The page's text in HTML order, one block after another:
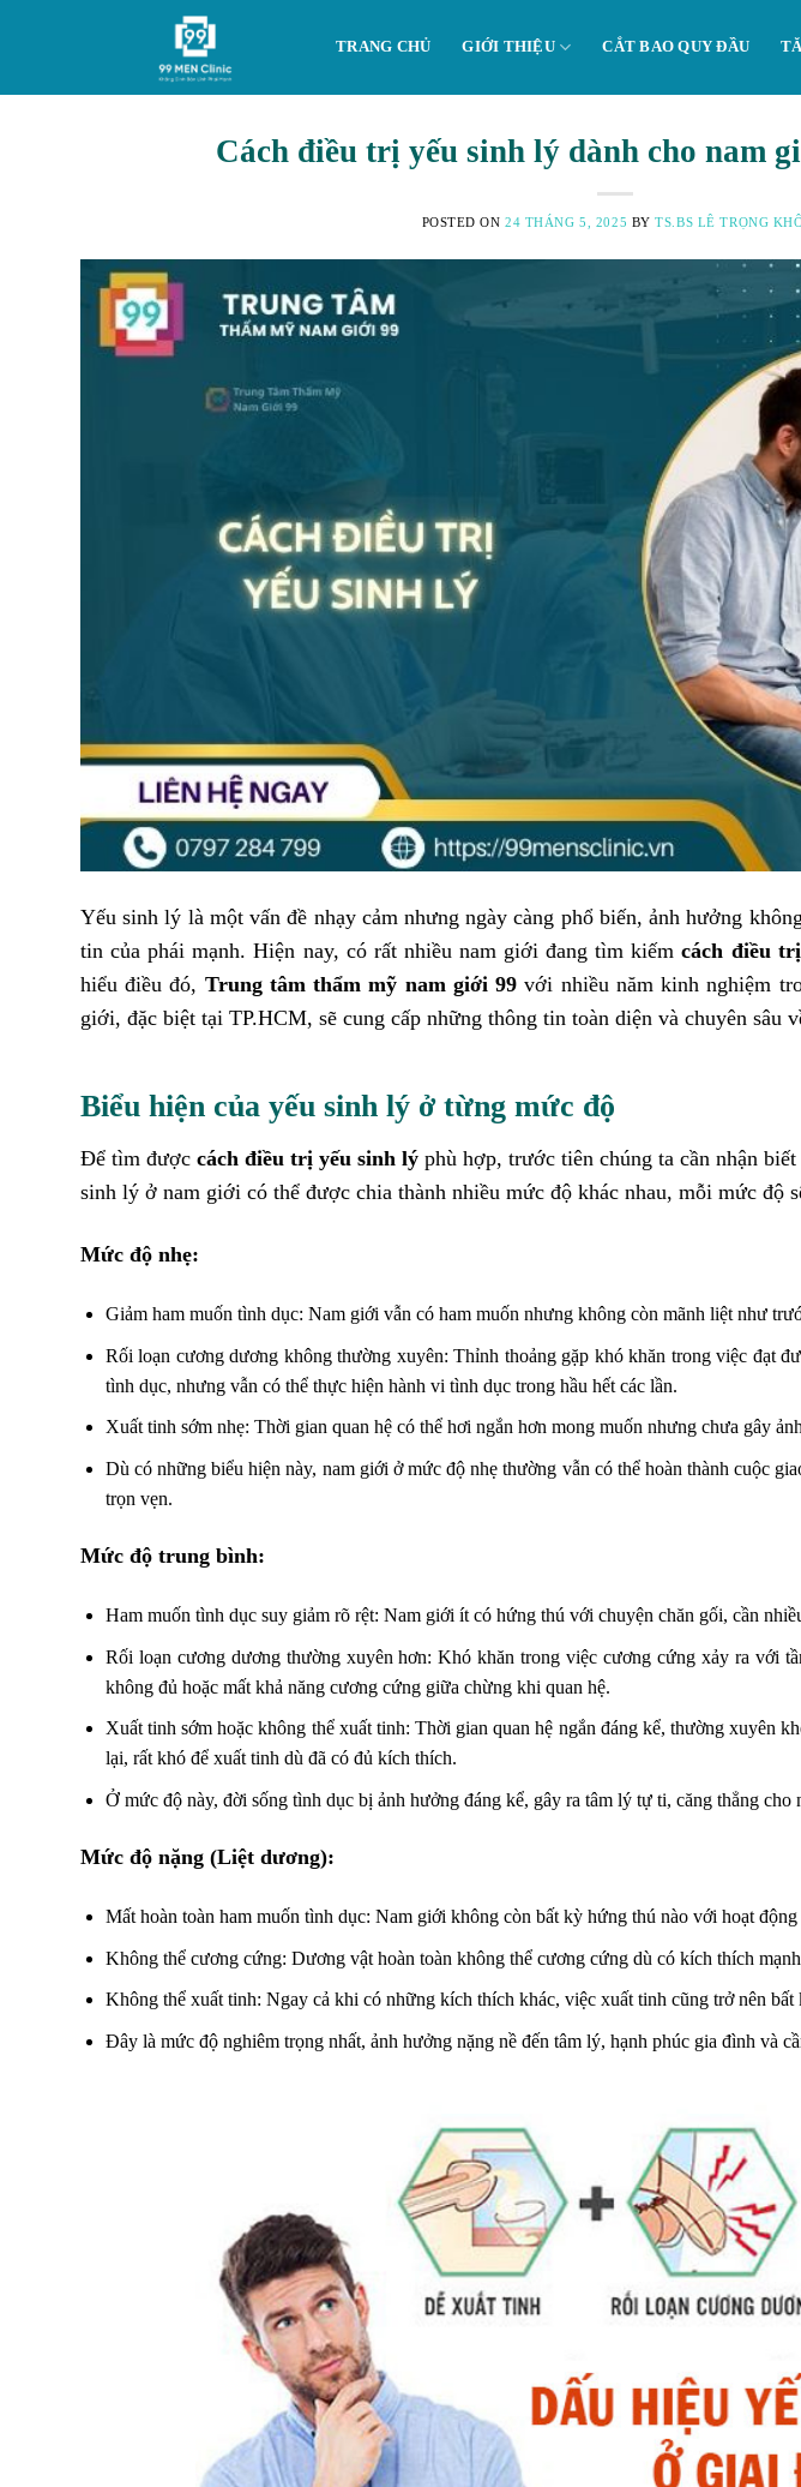
TRANG CHỦ GIỚI THIỆU CẮT BAO QUY ĐẦU
Cách điều trị yếu sinh lý dành cho nam
POSTED ON24 THÁNG 5, 2025 BYTS.BS LÊ TRỌNG
Yếu sinh lý là một vấn đề nhạy cảm nhưng ngày càng phổ biến, ảnh hưởng
tin của phái mạnh. Hiện nay, có rất nhiều nam giới đang tìm kiếmcách điều
hiểu điều đó, Trung tâm thẩm mỹ nam giới 99 với nhiều năm kinh nghiệm
giới, đặc biệt tại TP.HCM, sẽ cung cấp những thông tin toàn diện và chuyên sâu
Biểu hiện của yếu sinh lý ở từng mức độ
Để tìm đượccách điều trị yếu sinh lý phù hợp, trước tiên chúng ta cần nhận
sinh lý ở nam giới có thể được chia thành nhiều mức độ khác nhau, mỗi mức độ
Mức độ nhẹ:
Giảm ham muốn tình dục: Nam giới vẫn có ham muốn nhưng không còn mãnh liệt như
Rối loạn cương dương không thường xuyên: Thỉnh thoảng gặp khó khăn trong việc đạt
tình dục, nhưng vẫn có thể thực hiện hành vi tình dục trong hầu hết các lần.
Xuất tinh sớm nhẹ: Thời gian quan hệ có thể hơi ngắn hơn mong muốn nhưng chưa gây
Dù có những biểu hiện này, nam giới ở mức độ nhẹ thường vẫn có thể hoàn thành cuộc
trọn vẹn.
Mức độ trung bình:
Ham muốn tình dục suy giảm rõ rệt: Nam giới ít có hứng thú với chuyện chăn gối, cần
Rối loạn cương dương thường xuyên hơn: Khó khăn trong việc cương cứng xảy ra với
không đủ hoặc mất khả năng cương cứng giữa chừng khi quan hệ.
Xuất tinh sớm hoặc không thể xuất tinh: Thời gian quan hệ ngắn đáng kể, thường xuyên
lại, rất khó để xuất tinh dù đã có đủ kích thích.
Ở mức độ này, đời sống tình dục bị ảnh hưởng đáng kể, gây ra tâm lý tự ti, căng thẳng cho
Mức độ nặng (Liệt dương):
Mất hoàn toàn ham muốn tình dục: Nam giới không còn bất kỳ hứng thú nào với hoạt
Không thể cương cứng: Dương vật hoàn toàn không thể cương cứng dù có kích thích
Không thể xuất tinh: Ngay cả khi có những kích thích khác, việc xuất tinh cũng trở nên bất
Đây là mức độ nghiêm trọng nhất, ảnh hưởng nặng nề đến tâm lý, hạnh phúc gia đình và